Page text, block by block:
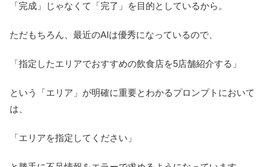
「完成」じゃなくて「完了」を目的としているから。
ただもちろん、最近のAIは優秀になっているので、
「指定したエリアでおすすめの飲食店を5店舗紹介する」
という「エリア」が明確に重要とわかるプロンプトにおいて
は、
「エリアを指定してください」